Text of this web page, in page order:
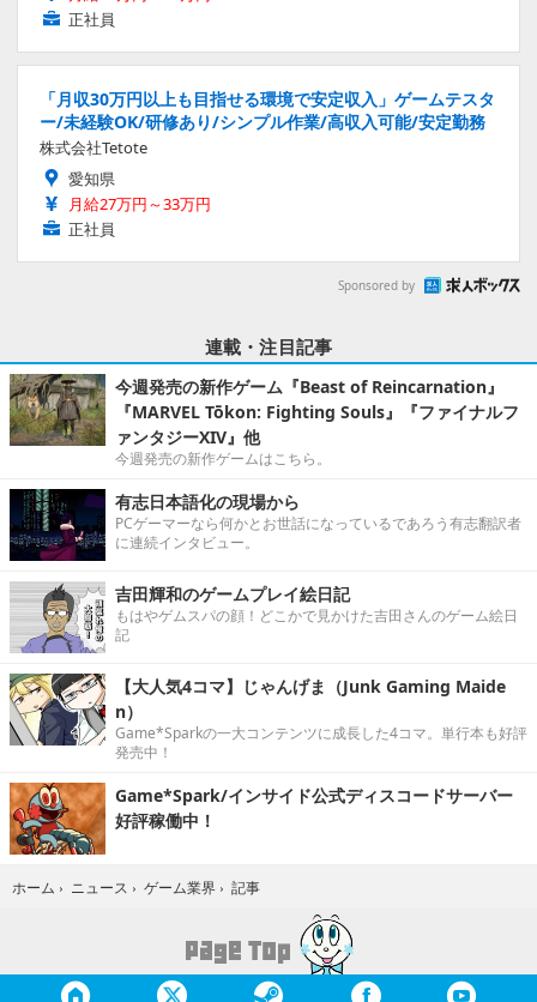
正社員
「月収30万円以上も目指せる環境で安定収入」ゲームテスタ
ー/未経験OK/研修あり/シンプル作業/高収入可能/安定勤務
株式会社Tetote
愛知県
月給27万円～33万円
正社員
Sponsored by
連載・注目記事
今週発売の新作ゲーム『Beast of Reincarnation』
『MARVEL Tōkon: Fighting Souls』『ファイナルフ
ァンタジーXIV』他
今週発売の新作ゲームはこちら。
有志日本語化の現場から
PCゲーマーなら何かとお世話になっているであろう有志翻訳者
に連続インタビュー。
吉田輝和のゲームプレイ絵日記
もはやゲムスパの顔！どこかで見かけた吉田さんのゲーム絵日
記
【大人気4コマ】じゃんげま（Junk Gaming Maide
n）
Game*Sparkの一大コンテンツに成長した4コマ。単行本も好評
発売中！
Game*Spark/インサイド公式ディスコードサーバー
好評稼働中！
ホーム › ニュース › ゲーム業界 › 記事